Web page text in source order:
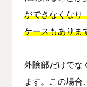
ができなくなり
ケースもありま
外陰部だけでな
ます。この場合